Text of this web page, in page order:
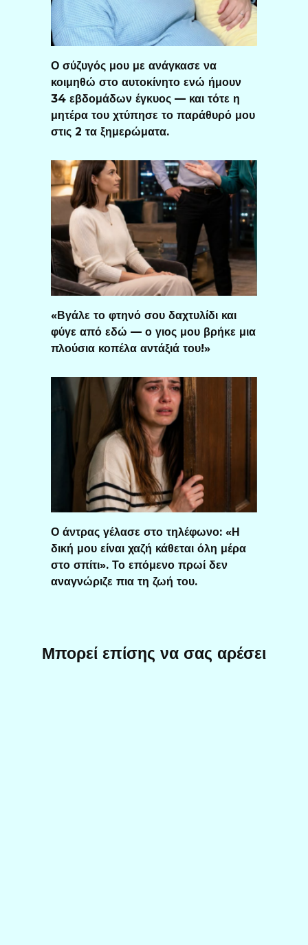
Ο σύζυγός μου με ανάγκασε να
κοιμηθώ στο αυτοκίνητο ενώ ήμουν
34 εβδομάδων έγκυος — και τότε η
μητέρα του χτύπησε το παράθυρό μου
στις 2 τα ξημερώματα.
«Βγάλε το φτηνό σου δαχτυλίδι και
φύγε από εδώ — ο γιος μου βρήκε μια
πλούσια κοπέλα αντάξιά του!»
Ο άντρας γέλασε στο τηλέφωνο: «Η
δική μου είναι χαζή κάθεται όλη μέρα
στο σπίτι». Το επόμενο πρωί δεν
αναγνώριζε πια τη ζωή του.
Μπορεί επίσης να σας αρέσει